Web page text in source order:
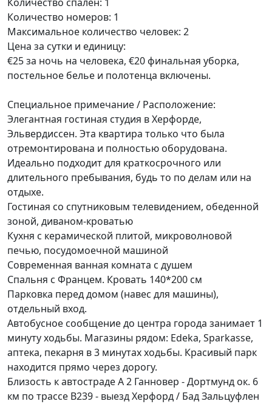
Количество номеров: 1
Максимальное количество человек: 2
Цена за сутки и единицу:
€25 за ночь на человека, €20 финальная уборка,
постельное белье и полотенца включены.
Специальное примечание / Расположение:
Элегантная гостиная студия в Херфорде,
Эльвердиссен. Эта квартира только что была
отремонтирована и полностью оборудована.
Идеально подходит для краткосрочного или
длительного пребывания, будь то по делам или на
отдыхе.
Гостиная со спутниковым телевидением, обеденной
зоной, диваном-кроватью
Кухня с керамической плитой, микроволновой
печью, посудомоечной машиной
Современная ванная комната с душем
Спальня с Францем. Кровать 140*200 см
Парковка перед домом (навес для машины),
отдельный вход.
Автобусное сообщение до центра города занимает 1
минуту ходьбы. Магазины рядом: Edeka, Sparkasse,
аптека, пекарня в 3 минутах ходьбы. Красивый парк
находится прямо через дорогу.
Близость к автостраде A 2 Ганновер - Дортмунд ок. 6
км по трассе B239 - выезд Херфорд / Бад Зальцуфлен